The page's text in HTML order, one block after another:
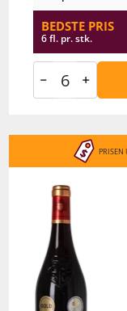
BEDSTE PRIS
6 fl. pr. stk.